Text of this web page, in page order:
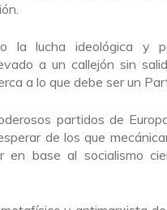
la lucha ideológica y
a un callejón sin
a lo que debe ser un
partidos de
de los que
en base al socialismo